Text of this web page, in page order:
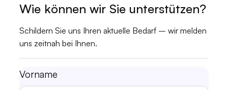
Vorname
Wie können wir Sie unterstützen?
Schildern Sie uns Ihren aktuelle Bedarf – wir melden
uns zeitnah bei Ihnen.